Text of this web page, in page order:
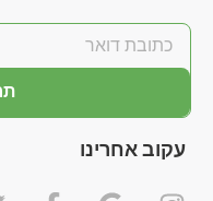
עקוב אחרינו